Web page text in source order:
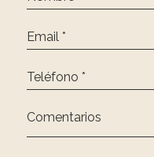
Email *
Teléfono *
Comentarios